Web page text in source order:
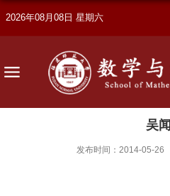
2026年08月08日 星期六
吴闻
发布时间：2014-05-26